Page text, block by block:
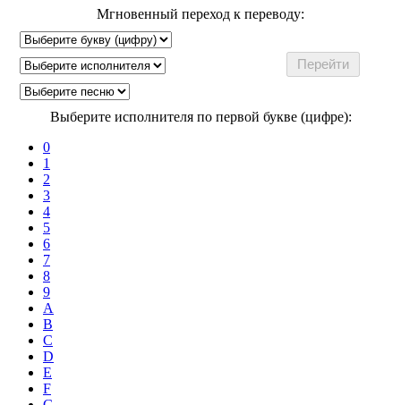
Мгновенный переход к переводу:
Выберите исполнителя по первой букве (цифре):
0
1
2
3
4
5
6
7
8
9
A
B
C
D
E
F